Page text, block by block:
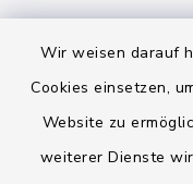
Wir weisen darauf
Cookies einsetzen,
Website zu
weiterer Dienste